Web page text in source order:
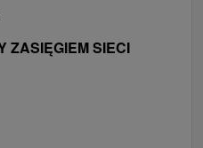
ZASIĘGIEM SIECI